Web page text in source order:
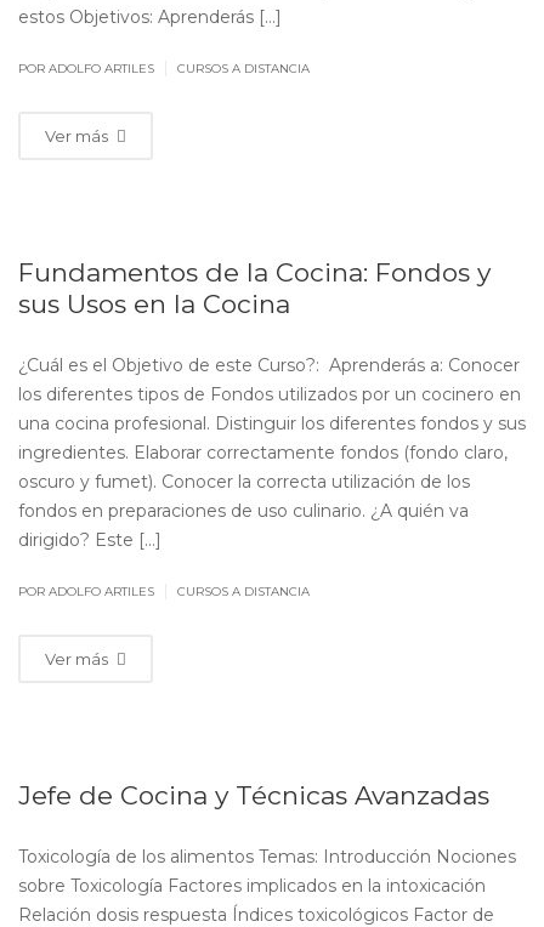
estos Objetivos: Aprenderás […]
POR ADOLFO ARTILES CURSOS A DISTANCIA
Ver más
Fundamentos de la Cocina: Fondos y
sus Usos en la Cocina
¿Cuál es el Objetivo de este Curso?: Aprenderás a: Conocer
los diferentes tipos de Fondos utilizados por un cocinero en
una cocina profesional. Distinguir los diferentes fondos y sus
ingredientes. Elaborar correctamente fondos (fondo claro,
oscuro y fumet). Conocer la correcta utilización de los
fondos en preparaciones de uso culinario. ¿A quién va
dirigido? Este [...]
POR ADOLFO ARTILES CURSOS A DISTANCIA
Ver más
Jefe de Cocina y Técnicas Avanzadas
Toxicología de los alimentos Temas: Introducción Nociones
sobre Toxicología Factores implicados en la intoxicación
Relación dosis respuesta Índices toxicológicos Factor de